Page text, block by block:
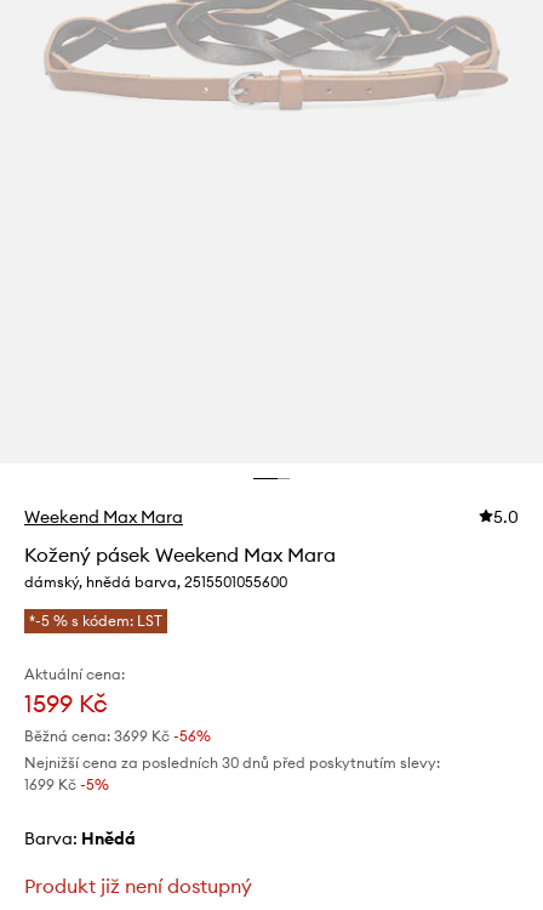
Weekend Max Mara 5.0
Kožený pásek Weekend Max Mara
dámský, hnědá barva, 2515501055600
*-5 % s kódem: LST
Aktuální cena:
1599 Kč
Běžná cena: 3699 Kč -56%
Nejnižší cena za posledních 30 dnů před poskytnutím slevy:
1699 Kč -5%
Barva: hnědá
Produkt již není dostupný